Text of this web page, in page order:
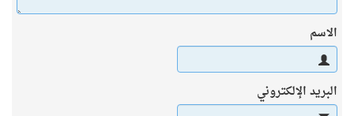
الاسم
البريد الإلكتروني